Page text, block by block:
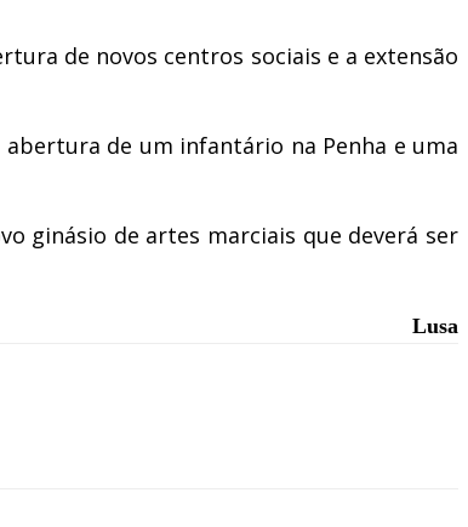
de novos centros sociais e a extensão
de um infantário na Penha e uma
ginásio de artes marciais que deverá ser
Lusa